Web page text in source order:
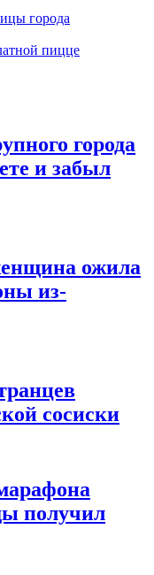
города
пицце
города
и забыл
ожила
из-
сосиски
получил